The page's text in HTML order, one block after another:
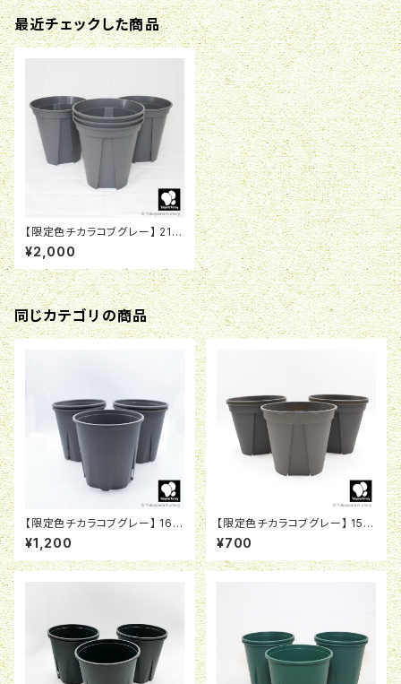
最近チェックした商品
【限定色チカラコブグレー】 21c
m ロング 硬質スリットポット EU
-21ｃｍL
¥2,000
同じカテゴリの商品
【限定色チカラコブグレー】 16.5
cm 硬質スリットポット USG-1
¥1,200
【限定色チカラコブグレー】 15c
m 硬質スリットポット EU-15
¥700